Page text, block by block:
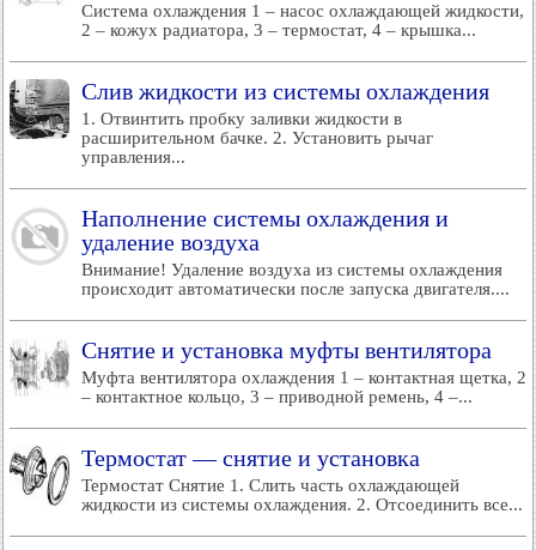
Система охлаждения 1 – насос охлаждающей жидкости,
2 – кожух радиатора, 3 – термостат, 4 – крышка...
Слив жидкости из системы охлаждения
1. Отвинтить пробку заливки жидкости в
расширительном бачке. 2. Установить рычаг
управления...
Наполнение системы охлаждения и
удаление воздуха
Внимание! Удаление воздуха из системы охлаждения
происходит автоматически после запуска двигателя....
Снятие и установка муфты вентилятора
Муфта вентилятора охлаждения 1 – контактная щетка, 2
– контактное кольцо, 3 – приводной ремень, 4 –...
Термостат — снятие и установка
Термостат Снятие 1. Слить часть охлаждающей
жидкости из системы охлаждения. 2. Отсоединить все...